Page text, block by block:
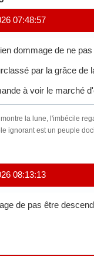
07:48:57
dommage de ne
par la grâce de
à voir le marché
la lune, l'imbécile
ignorant est un peuple
08:13:13
de pas être